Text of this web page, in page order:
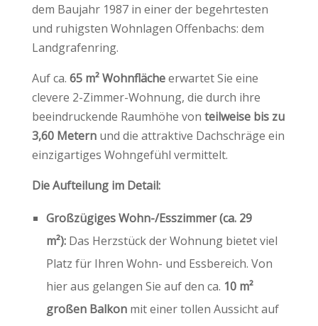
dem Baujahr 1987 in einer der begehrtesten
und ruhigsten Wohnlagen Offenbachs: dem
Landgrafenring.
Auf ca. 65 m² Wohnflächeerwartet Sie eine
clevere 2-Zimmer-Wohnung, die durch ihre
beeindruckende Raumhöhe von teilweise bis zu
3,60 Metern und die attraktive Dachschräge ein
einzigartiges Wohngefühl vermittelt.
Die Aufteilung im Detail:
Großzügiges Wohn-/Esszimmer (ca. 29
m²): Das Herzstück der Wohnung bietet viel
Platz für Ihren Wohn- und Essbereich. Von
hier aus gelangen Sie auf den ca. 10 m²
großen Balkon mit einer tollen Aussicht auf